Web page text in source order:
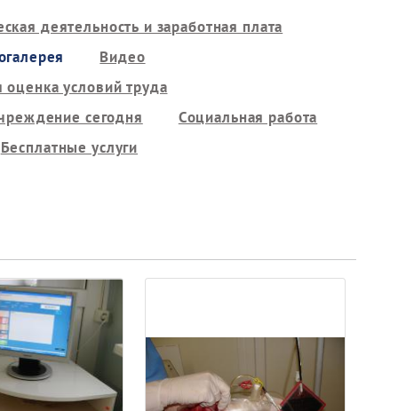
деятельность и заработная плата
Видео
оценка условий труда
сегодня
Социальная работа
Бесплатные услуги